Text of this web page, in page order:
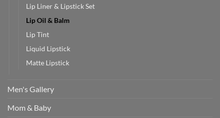
Lip Liner & Lipstick Set
Lip Oil & Balm
Lip Tint
Liquid Lipstick
Matte Lipstick
Men's Gallery
Mom & Baby